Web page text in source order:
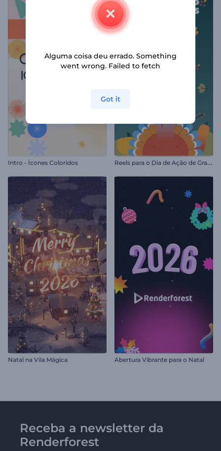
Intro - Ícones Coloridos R
eels para o Dia de Ação de Graças
Natal na Vila Mágica Abertura Vibrante para o Natal
Receba a newsletter da
Renderforest
Alguma coisa deu errado. Something
went wrong. Failed to fetch
Got it